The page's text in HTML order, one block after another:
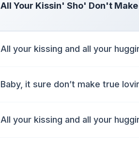
All Your Kissin' Sho' Don't
All your kissing and all your
Baby, it sure don’t make true
All your kissing and all your